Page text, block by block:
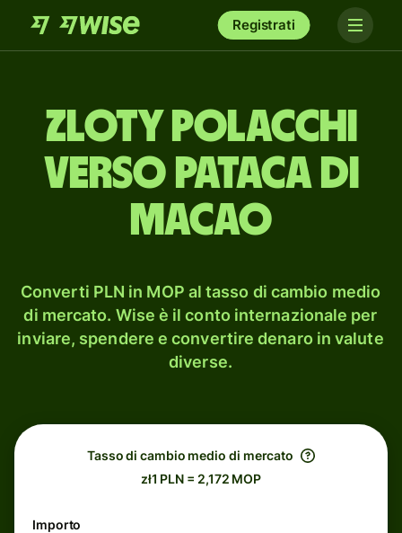
Registrati
zloty polacchi
verso pataca di
Macao
Converti PLN in MOP al tasso di cambio medio
di mercato. Wise è il conto internazionale per
inviare, spendere e convertire denaro in valute
diverse.
Tasso di cambio medio di mercato
zł1 PLN = 2,172 MOP
Importo